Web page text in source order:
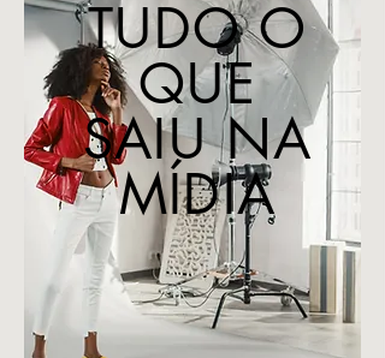
TUDO O
QUE
SAIU NA
MÍDIA